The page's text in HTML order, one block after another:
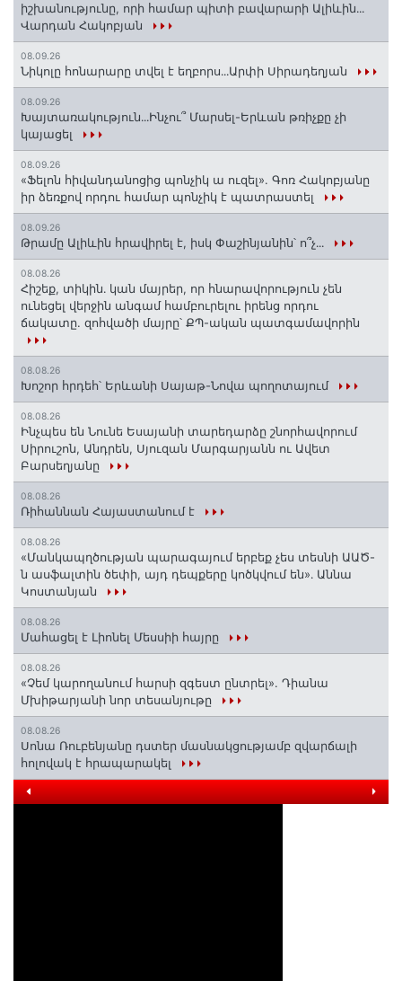
իշխանությունը, որի համար պիտի բավարարի Ալիևին․․․
Վարդան Հակոբյան
08.09.26
Նիկոլը հոնարարը տվել է եղբորս․․․Արփի Սիրադեղյան
08.09.26
Խայտառակություն․․․Ինչու՞ Մարսել-Երևան թռիչքը չի
կայացել
08.09.26
«Ֆելոն հիվանդանոցից պոնչիկ ա ուզել». Գոռ Հակոբյանը
իր ձեռքով որդու համար պոնչիկ է պատրաստել
08.09.26
Թրամը Ալիևին հրավիրել է, իսկ Փաշինյանին՝ ո՞չ․․․
08.08.26
Հիշեք, տիկին․ կան մայրեր, որ հնարավորություն չեն
ունեցել վերջին անգամ համբուրելու իրենց որդու
ճակատը. զոհվածի մայրը՝ ՔՊ-ական պատգամավորին
08.08.26
Խոշոր հրդեհ՝ Երևանի Սայաթ-Նովա պողոտայում
08.08.26
Ինչպես են Նունե Եսայանի տարեդարձը շնորհավորում
Սիրուշոն, Անդրեն, Սյուզան Մարգարյանն ու Ավետ
Բարսեղյանը
08.08.26
Ռիհաննան Հայաստանում է
08.08.26
«Մանկապղծության պարագայում երբեք չես տեսնի ԱԱԾ-
ն ասֆալտին ծեփի, այդ դեպքերը կոծկվում են»․ Աննա
Կոստանյան
08.08.26
Մահացել է Լիոնել Մեսսիի հայրը
08.08.26
«Չեմ կարողանում հարսի զգեստ ընտրել». Դիանա
Մխիթարյանի նոր տեսանյութը
08.08.26
Սոնա Ռուբենյանը դստեր մասնակցությամբ զվարճալի
հոլովակ է հրապարակել